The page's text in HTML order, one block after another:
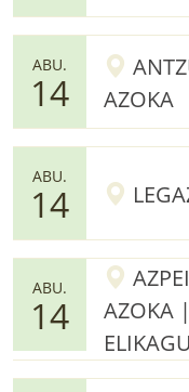
ABU.
14
AZOKA
ABU.
14
ABU.
14
AZOKA